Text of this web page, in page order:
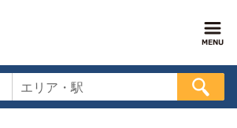
エリア・駅